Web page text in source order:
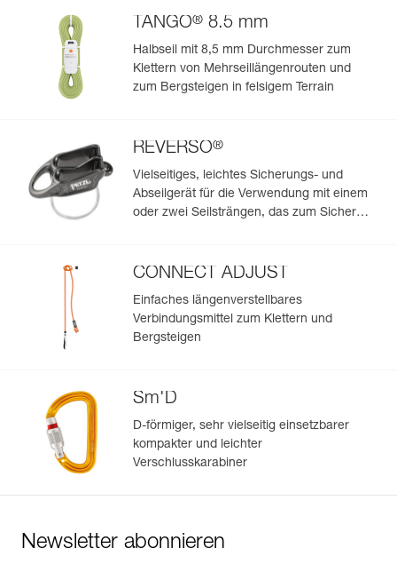
Umweltschonendes Design: Außenmaterial des Hüftgurts
und der Beinschlaufen aus 100 % recyceltem Polyester.
Referenz : C022CA02
Farbe(n) : DARK RED
Größe : L
Taillenumfang : 84-92 cm
Beinschlaufen : 54-64 cm
Verpackung : 1
Referenz : C022CA03
Farbe(n) : DARK RED
Größe : XL
Gewicht : 435 g
Garantie : 3 Jahre
Verpackung : 1
TANGO® 8.5 mm
Halbseil mit 8,5 mm Durchmesser zum
Klettern von Mehrseillängenrouten und
zum Bergsteigen in felsigem Terrain
REVERSO®
Vielseitiges, leichtes Sicherungs- und
Abseilgerät für die Verwendung mit einem
oder zwei Seilsträngen, das zum Sichern
CONNECT ADJUST
Einfaches längenverstellbares
Verbindungsmittel zum Klettern und
Bergsteigen
Sm'D
D-förmiger, sehr vielseitig einsetzbarer
kompakter und leichter
Verschlusskarabiner
Newsletter abonnieren